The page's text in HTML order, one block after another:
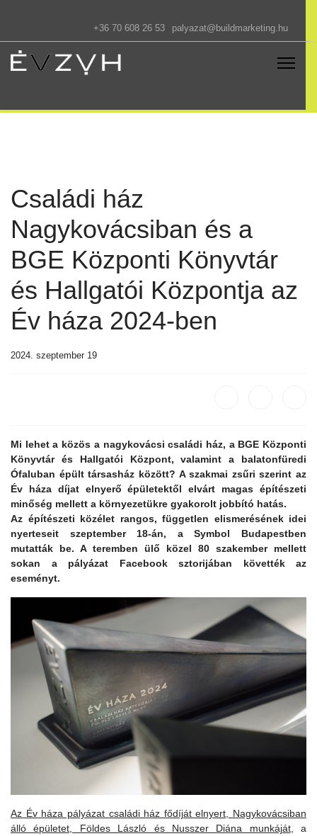
+36 70 608 26 53 palyazat@buildmarketing.hu
Családi ház
Nagykovácsiban és a
BGE Központi Könyvtár
és Hallgatói Központja az
Év háza 2024-ben
2024. szeptember 19
Mi lehet a közös a nagykovácsi családi ház, a BGE Központi
Könyvtár és Hallgatói Központ, valamint a balatonfüredi
Ófaluban épült társasház között? A szakmai zsűri szerint az
Év háza díjat elnyerő épületektől elvárt magas építészeti
minőség mellett a környezetükre gyakorolt jobbító hatás.
Az építészeti közélet rangos, független elismerésének idei
nyerteseit szeptember 18-án, a Symbol Budapestben
mutatták be. A teremben ülő közel 80 szakember mellett
sokan a pályázat Facebook sztorijában követték az
eseményt.
Az Év háza pályázat családi ház fődíját elnyert, Nagykovácsiban
álló épületet, Földes László és Nusszer Diána munkáját, a